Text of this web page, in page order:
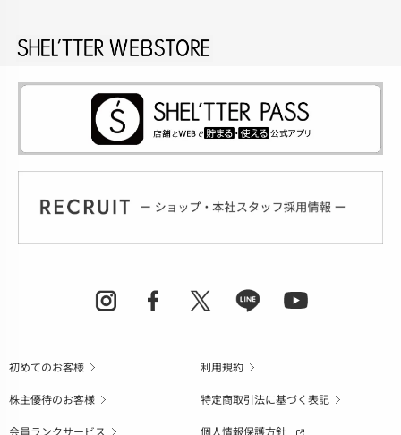
初めてのお客様
利用規約
株主優待のお客様
特定商取引法に基づく表記